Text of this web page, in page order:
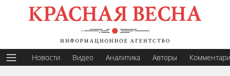
Новости Видео Аналитика Авторы